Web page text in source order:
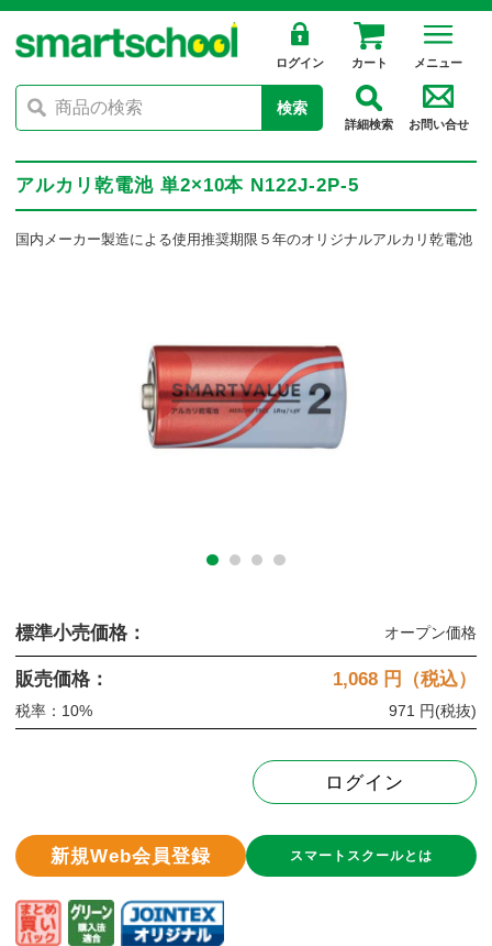
ログイン カート メニュー
検索
詳細検索 お問い合せ
アルカリ乾電池 単2×10本 N122J-2P-5
国内メーカー製造による使用推奨期限５年のオリジナルアルカリ乾電池
標準小売価格： オープン価格
販売価格： 1,068 円（税込）
税率：10% 971 円(税抜)
ログイン
新規Web会員登録 スマートスクールとは